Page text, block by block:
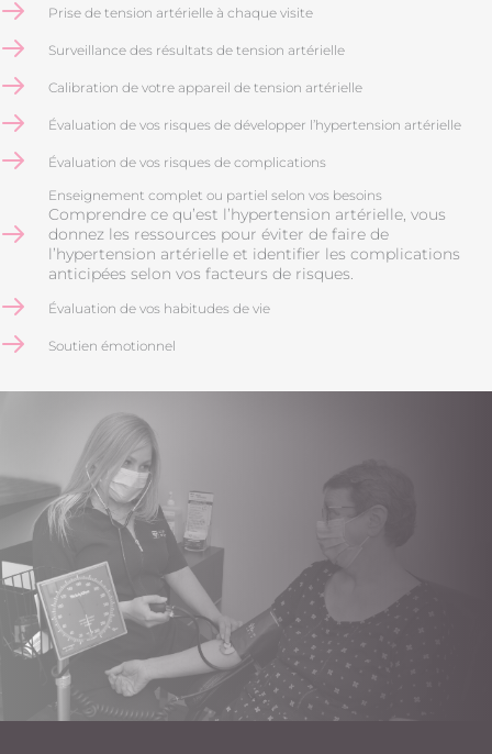
Prise de tension artérielle à chaque visite
Surveillance des résultats de tension artérielle
Calibration de votre appareil de tension artérielle
Évaluation de vos risques de développer l’hypertension artérielle
Évaluation de vos risques de complications
Enseignement complet ou partiel selon vos besoins
Comprendre ce qu’est l’hypertension artérielle, vous
donnez les ressources pour éviter de faire de
l’hypertension artérielle et identifier les complications
anticipées selon vos facteurs de risques.
Évaluation de vos habitudes de vie
Soutien émotionnel